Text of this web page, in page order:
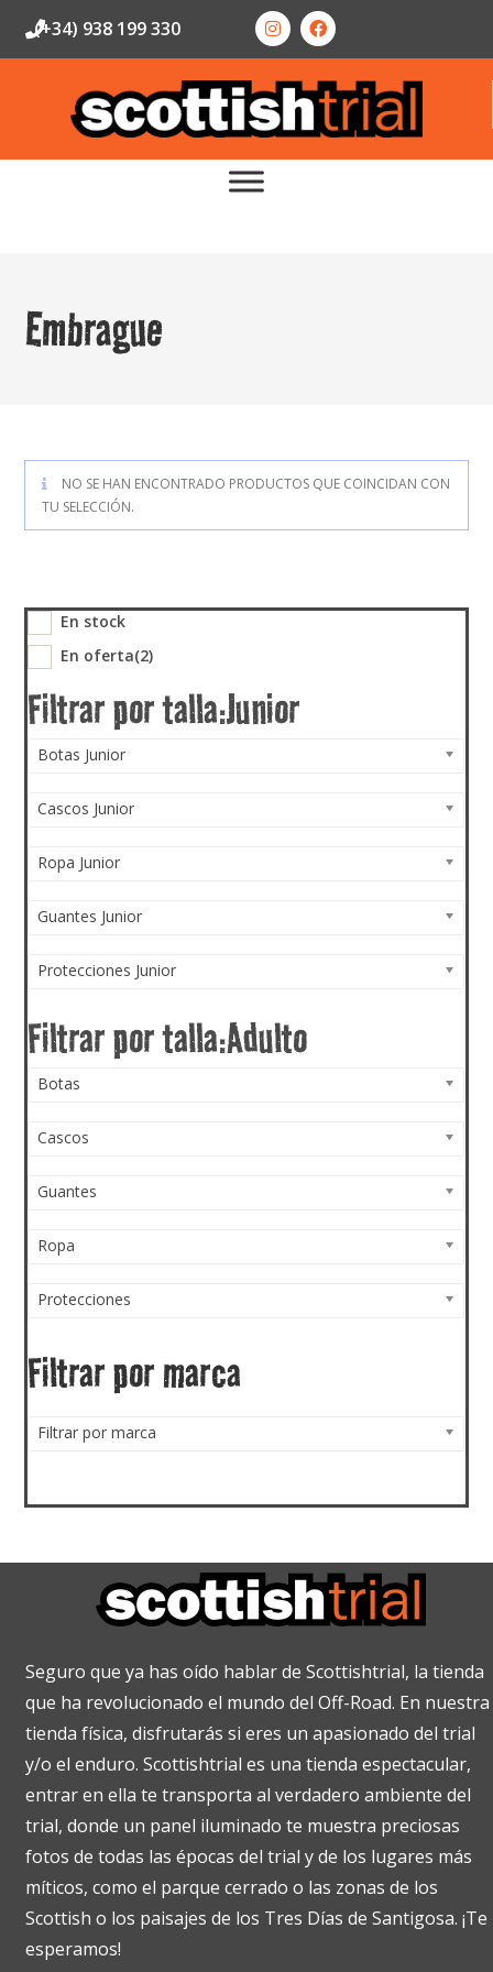
(+34) 938 199 330
Embrague
NO SE HAN ENCONTRADO PRODUCTOS QUE COINCIDAN CON
TU SELECCIÓN.
En stock
En oferta(2)
Botas Junior
Cascos Junior
Ropa Junior
Guantes Junior
Protecciones Junior
Botas
Cascos
Guantes
Ropa
Protecciones
Filtrar por marca
Filtrar por marca
Seguro que ya has oído hablar de Scottishtrial, la tienda
que ha revolucionado el mundo del Off-Road. En nuestra
tienda física, disfrutarás si eres un apasionado del trial
y/o el enduro. Scottishtrial es una tienda espectacular,
entrar en ella te transporta al verdadero ambiente del
trial, donde un panel iluminado te muestra preciosas
fotos de todas las épocas del trial y de los lugares más
míticos, como el parque cerrado o las zonas de los
Scottish o los paisajes de los Tres Días de Santigosa. ¡Te
esperamos!